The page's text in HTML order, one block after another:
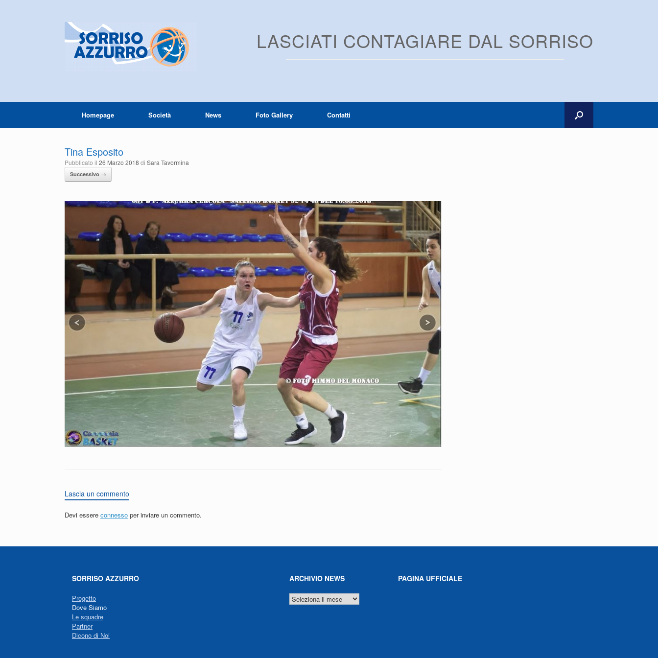
LASCIATI CONTAGIARE DAL SORRISO
Homepage Società News Foto Gallery Contatti
Tina Esposito
Pubblicato il 26 Marzo 2018 di Sara Tavormina
Successivo →
Lascia un commento
Devi essere connesso per inviare un commento.
SORRISO AZZURRO
Progetto
Dove Siamo
Le squadre
Partner
Dicono di Noi
ARCHIVIO NEWS
ARCHIVIO
NEWS
PAGINA UFFICIALE